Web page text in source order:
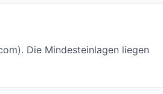
Die Mindesteinlagen liegen